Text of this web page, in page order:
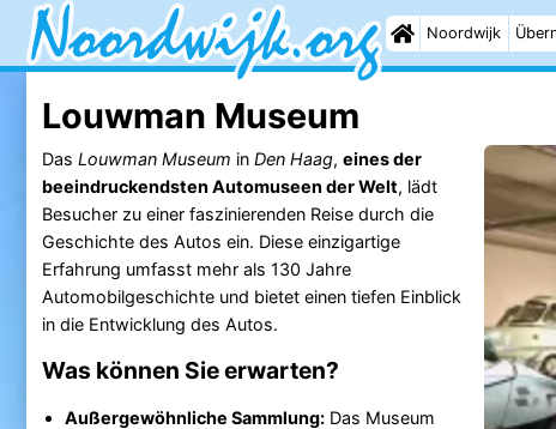
Noordwijk
Louwman Museum
Das Louwman Museum in Den Haag, eines der
beeindruckendsten Automuseen der Welt, lädt
Besucher zu einer faszinierenden Reise durch die
Geschichte des Autos ein. Diese einzigartige
Erfahrung umfasst mehr als 130 Jahre
Automobilgeschichte und bietet einen tiefen Einblick
in die Entwicklung des Autos.
Was können Sie erwarten?
Außergewöhnliche Sammlung:Das Museum